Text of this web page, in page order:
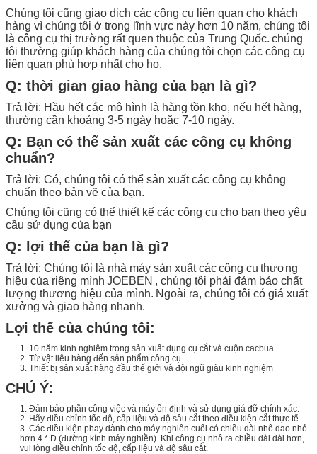
Chúng tôi cũng giao dịch các công cụ liên quan cho khách
hàng vì chúng tôi ở trong lĩnh vực này hơn 10 năm, chúng tôi
là công cụ thị trường rất quen thuộc của Trung Quốc. chúng
tôi thường giúp khách hàng của chúng tôi chọn các công cụ
liên quan phù hợp nhất cho họ.
Q: thời gian giao hàng của bạn là gì?
Trả lời: Hầu hết các mô hình là hàng tồn kho, nếu hết hàng,
thường cần khoảng 3-5 ngày hoặc 7-10 ngày.
Q: Bạn có thể sản xuất các công cụ không
chuẩn?
Trả lời: Có, chúng tôi có thể sản xuất các công cụ không
chuẩn theo bản vẽ của bạn.
Chúng tôi cũng có thể thiết kế các công cụ cho bạn theo yêu
cầu sử dụng của bạn
Q: lợi thế của bạn là gì?
Trả lời: Chúng tôi là nhà máy sản xuất cáccông cụ thương
hiệu của riêng mình JOEBEN , chúng tôi phải đảm bảo chất
lượng thương hiệu của mình. Ngoài ra, chúng tôi có giá xuất
xưởng và giao hàng nhanh.
Lợi thế của chúng tôi:
1. 10 năm kinh nghiệm trong sản xuất dụng cụ cắt và cuộn cacbua
2. Từ vật liệu hàng đến sản phẩm công cụ.
3. Thiết bị sản xuất hàng đầu thế giới và đội ngũ giàu kinh nghiệm
CHÚ Ý:
1. Đảm bảo phần công việc và máy ổn định và sử dụng giá đỡ chính xác.
2. Hãy điều chỉnh tốc độ, cấp liệu và độ sâu cắt theo điều kiện cắt thực tế.
3. Các điều kiện phay dành cho máy nghiền cuối có chiều dài nhô dao nhỏ
hơn 4 * D (đường kính máy nghiền). Khi công cụ nhô ra chiều dài dài hơn,
vui lòng điều chỉnh tốc độ, cấp liệu và độ sâu cắt.